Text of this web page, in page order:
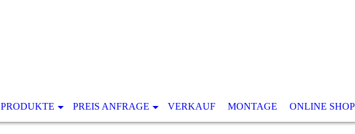
PRODUKTE PREIS ANFRAGE VERKAUF MONTAGE ONLINE SHOP